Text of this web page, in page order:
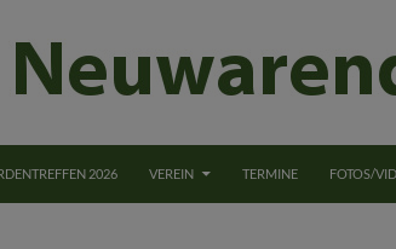
2026 VEREIN TERMINE FOTOS/